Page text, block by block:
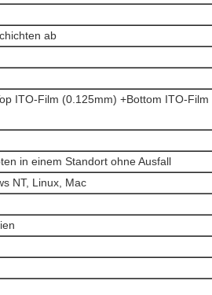
ab
ITO-Film (0.125mm) +Bottom ITO-Film
in einem Standort ohne Ausfall
NT, Linux, Mac